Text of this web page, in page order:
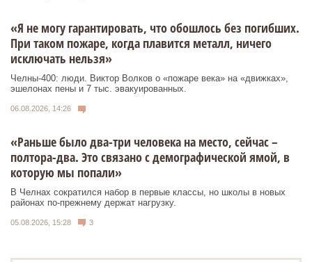
«Я не могу гарантировать, что обошлось без погибших.
При таком пожаре, когда плавится металл, ничего
исключать нельзя»
Челны-400: люди. Виктор Волков о «пожаре века» на «движках»,
эшелонах пены и 7 тыс. эвакуированных.
06.08.2026, 14:26
«Раньше было два-три человека на место, сейчас –
полтора-два. Это связано с демографической ямой, в
которую мы попали»
В Челнах сократился набор в первые классы, но школы в новых
районах по-прежнему держат нагрузку.
05.08.2026, 15:28 3